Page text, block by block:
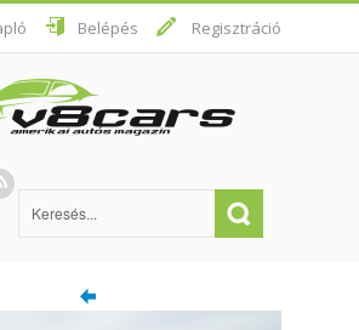
Belépés Regisztráció